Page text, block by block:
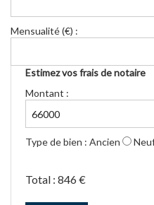
Mensualité (€) :
Estimez vos frais de notaire
Montant :
Type de bien : Ancien
Total : 846 €